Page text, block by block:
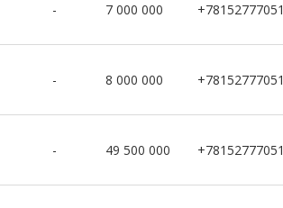
- 7 000 000 +78152777051
- 8 000 000 +78152777051
- 49 500 000 +78152777051